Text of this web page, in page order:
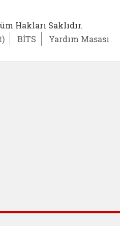
Hakları Saklıdır.
BİTS Yardım Masası